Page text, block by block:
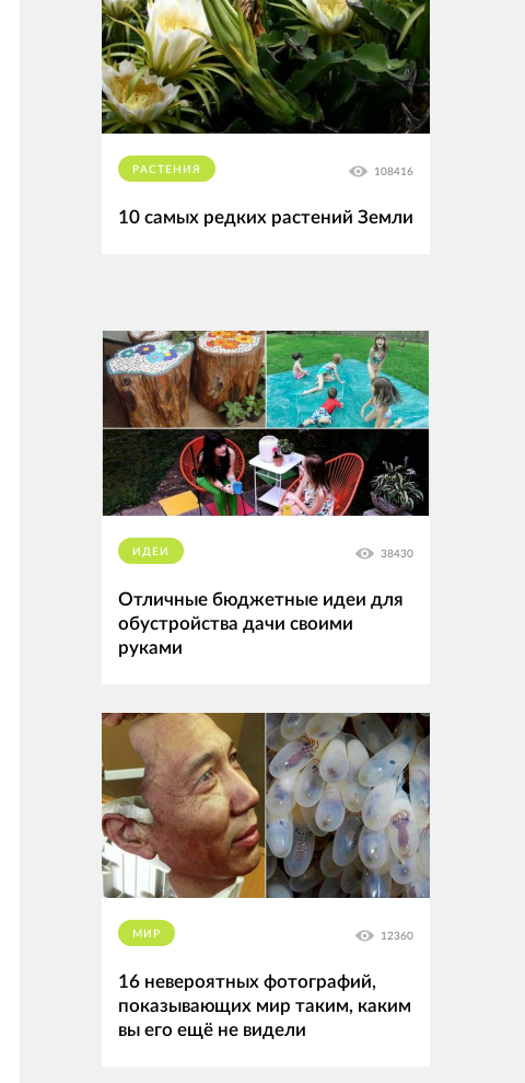
РАСТЕНИЯ 108416
10 самых редких растений Земли
ИДЕИ 38430
Отличные бюджетные идеи для
обустройства дачи своими
руками
МИР 12360
16 невероятных фотографий,
показывающих мир таким, каким
вы его ещё не видели